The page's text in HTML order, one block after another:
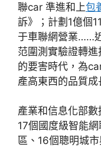
聯car 準進和上包
訴》；計劃1億個
于車聯網營業……
范圍測實驗證轉
的要害時代，為
產高東西的品質成
產業和信息化部
17個國度級智能
區、16個聰明城